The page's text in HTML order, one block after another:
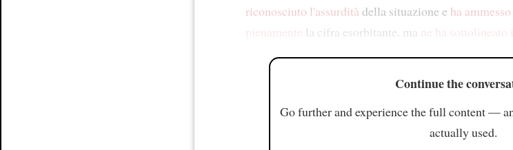
riconosciuto l'assurdità della situazione e ha ammesso
pienamente la cifra esorbitante, ma ne ha
Continue the
Go further and experience the full content —
actually used.